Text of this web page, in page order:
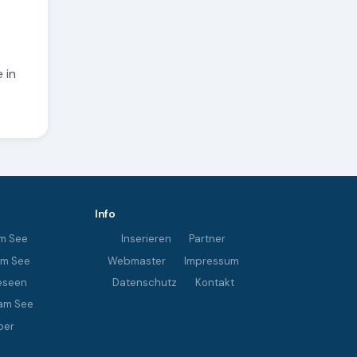
in
See
See
See
Info
Inserieren
Partner
Webmaster
Impressum
Datenschutz
Kontakt